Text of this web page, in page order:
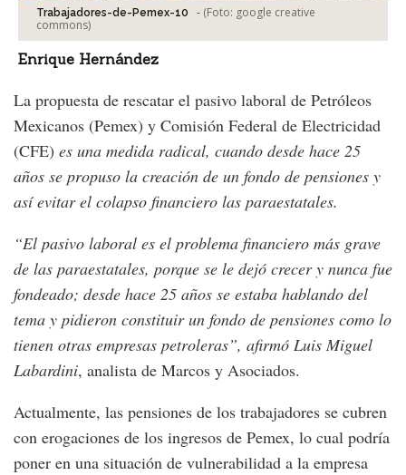
Trabajadores-de-Pemex-10 - (Foto: google creative
commons)
Enrique Hernández
La propuesta de rescatar el pasivo laboral de Petróleos
Mexicanos (Pemex) y Comisión Federal de Electricidad
(CFE) es una medida radical, cuando desde hace 25
años se propuso la creación de un fondo de pensiones y
así evitar el colapso financiero las paraestatales.
“El pasivo laboral es el problema financiero más grave
de las paraestatales, porque se le dejó crecer y nunca fue
fondeado; desde hace 25 años se estaba hablando del
tema y pidieron constituir un fondo de pensiones como lo
tienen otras empresas petroleras”, afirmó Luis Miguel
Labardini, analista de Marcos y Asociados.
Actualmente, las pensiones de los trabajadores se cubren
con erogaciones de los ingresos de Pemex, lo cual podría
poner en una situación de vulnerabilidad a la empresa